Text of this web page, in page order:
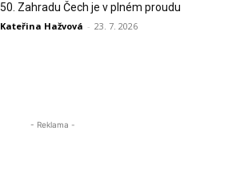
50. Zahradu Čech je v plném proudu
Kateřina Hažvová - 23. 7. 2026
- Reklama -